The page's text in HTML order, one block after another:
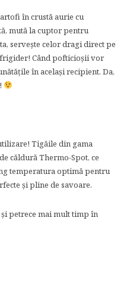
în crustă aurie cu
mută la cuptor pentru
servește celor dragi direct pe
Când pofticioșii vor
în același recipient. Da,
Tigăile din gama
căldură Thermo-Spot, ce
temperatura optimă pentru
și pline de savoare.
și petrece mai mult timp în